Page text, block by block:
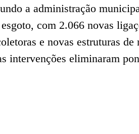
a administração
com 2.066 novas
e novas estruturas
intervenções eliminaram